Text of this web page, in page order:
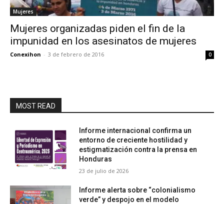
Mujeres
Mujeres organizadas piden el fin de la
impunidad en los asesinatos de mujeres
Conexihon - 3 de febrero de 2016 0
MOST READ
Informe internacional confirma un
entorno de creciente hostilidad y
estigmatización contra la prensa en
Honduras
23 de julio de 2026
Informe alerta sobre “colonialismo
verde” y despojo en el modelo